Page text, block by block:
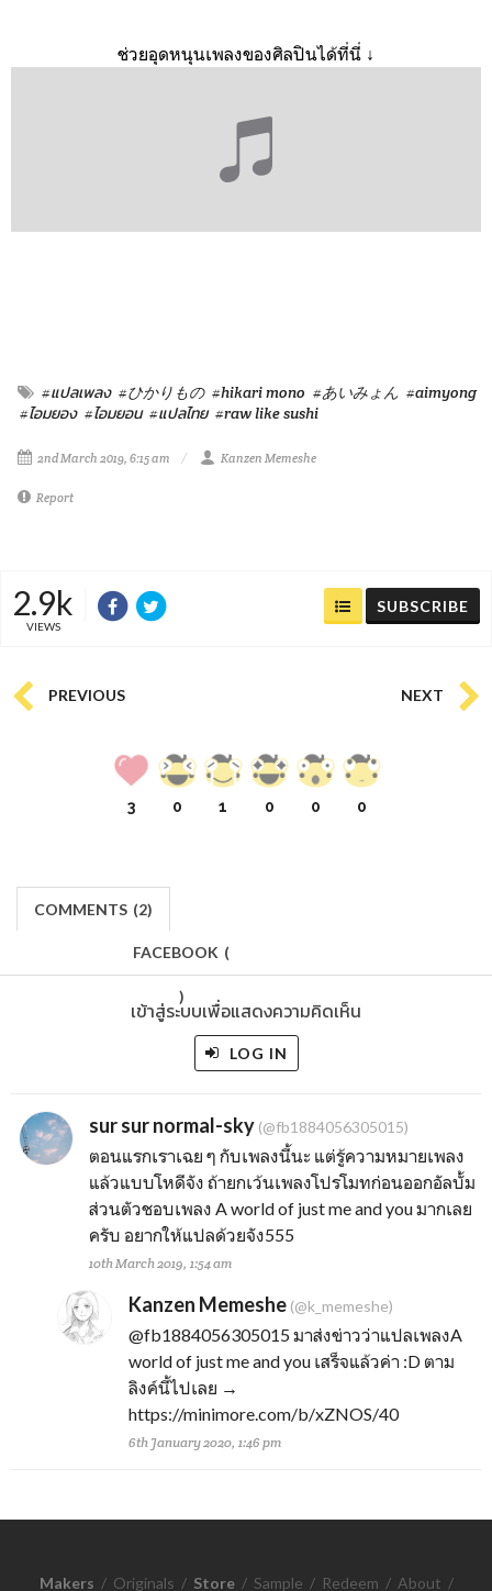
ช่วยอุดหนุนเพลงของศิลปินได้ที่นี่ ↓
#แปลเพลง #ひかりもの #hikari mono #あいみょん #aimyong
#ไอมยอง #ไอมยอน #แปลไทย #raw like sushi
2nd March 2019, 6:15 am Kanzen Memeshe
Report
2.9k
VIEWS
SUBSCRIBE
PREVIOUS NEXT
3 0 1 0 0 0
COMMENTS (2)
FACEBOOK (
)
เข้าสู่ระบบเพื่อแสดงความคิดเห็น
LOG IN
sur sur normal-sky (@fb1884056305015)
ตอนแรกเราเฉย ๆ กับเพลงนี้นะ แต่รู้ความหมายเพลง
แล้วแบบโหดีจัง ถ้ายกเว้นเพลงโปรโมทก่อนออกอัลบั้ม
ส่วนตัวชอบเพลง A world of just me and you มากเลย
ครับ อยากให้แปลด้วยจัง555
10th March 2019, 1:54 am
Kanzen Memeshe(@k_memeshe)
@fb1884056305015มาส่งข่าวว่าแปลเพลงA
world of just me and you เสร็จแล้วค่า :D ตาม
ลิงค์นี้ไปเลย →
https://minimore.com/b/xZNOS/40
6th January 2020, 1:46 pm
Makers / Originals / Store / Sample / Redeem / About /